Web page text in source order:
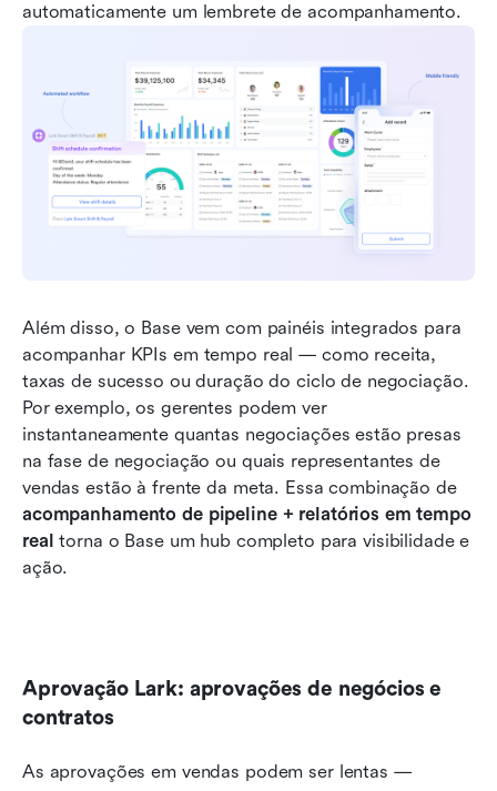
automaticamente um lembrete de acompanhamento.
Além disso, o Base vem com painéis integrados para
acompanhar KPIs em tempo real — como receita,
taxas de sucesso ou duração do ciclo de negociação.
Por exemplo, os gerentes podem ver
instantaneamente quantas negociações estão presas
na fase de negociação ou quais representantes de
vendas estão à frente da meta. Essa combinação de
acompanhamento de pipeline + relatórios em tempo
real torna o Base um hub completo para visibilidade e
ação.
Aprovação Lark: aprovações de negócios e
contratos
As aprovações em vendas podem ser lentas —